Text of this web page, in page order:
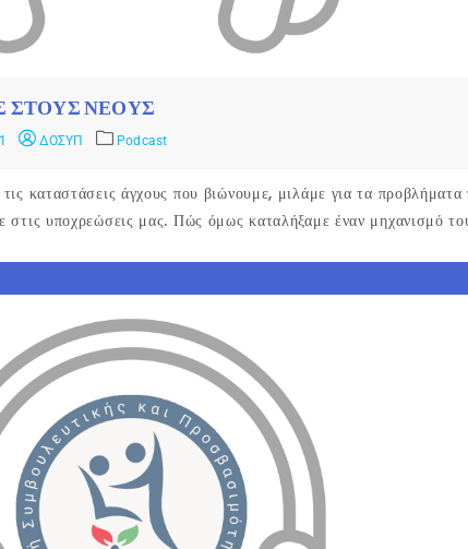
ΣΤΟΥΣ ΝΈΟΥΣ
ΔΟΣΥΠ Podcast
καταστάσεις άγχους που βιώνουμε, μιλάμε για τα
στις υποχρεώσεις μας. Πώς όμως καταλήξαμε έναν μηχανισμό